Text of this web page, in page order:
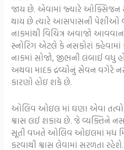
જાય છે. એવામાં જ્યારે ઓક્સિજન
થાય છે ત્યારે આસપાસની પેશીઓ
નાકમાંથી વિચિત્ર અવાજો
સ્નોરિંગ એટલે કે નસકોરાં
નાકમાં સોજો, જીભની લંબાઈ વધુ
અથવા માદક દ્રવ્યોનું સેવન વગેરે
કારણો હોઇ શકે છે.
ઓલિવ ઓઇલ માં ઘણા એવા તત્વો
શ્વાસ લઈ શકાય છે. જે વ્યક્તિને
સૂતી વખતે ઓલિવ ઓઇલમાં મધ
કરવાથી શ્વાસ લેવામાં સરળતા રહેશે.